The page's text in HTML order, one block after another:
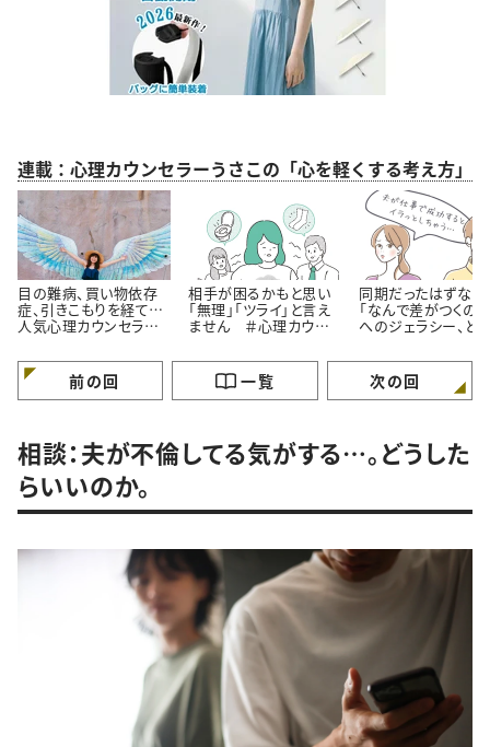
連載：心理カウンセラーうさこの「心を軽くする考え方」
目の難病、買い物依存
症、引きこもりを経て…
人気心理カウンセラー
る」たった一つの方法
相手が困るかもと思い
「無理」「ツライ」と言え
ません ＃心理カウン
する考え方
同期だったはずな
「なんで差がつくの？
へのジェラシー、ど
ラーうさこの心を軽
る考え方
前の回 一覧 次の回
相談：夫が不倫してる気がする…。どうした
らいいのか。